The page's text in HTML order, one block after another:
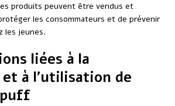
produits peuvent être vendus et
les consommateurs et de prévenir
les jeunes.
liées à la
et à l’utilisation de